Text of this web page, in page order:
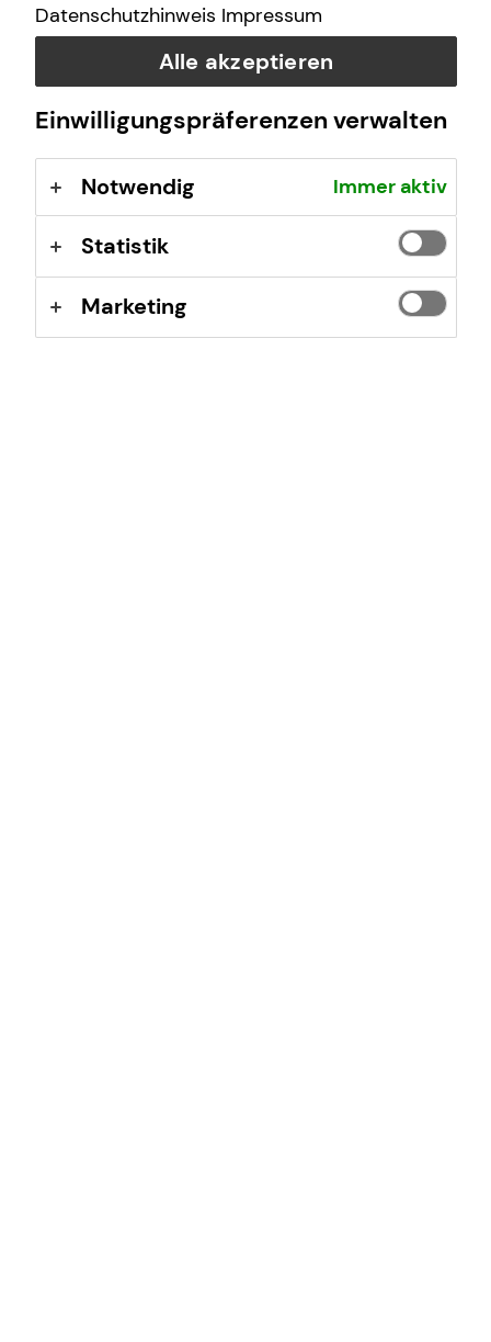
Erlaubnis nach § 34f GewO ​
Aufsichtsbehörde:
IHK Wiesbaden
Wilhelmstraße 24-26
65183 Wiesbaden
Registrierungsnummer: D-F-115-KKJS-53
Berufsbezeichnung: Finanzanlagenvermittler nach § 34f
Abs. 1 Satz 1 Nr. 1 GewO Bundesrepublik Deutschland
Berufsrechtliche Regelungen: § 34 f Gewerbeordnung
Datenschutzhinweis Impressum
Alle akzeptieren
Einwilligungspräferenzen verwalten
Notwendig Immer aktiv
Statistik
Marketing